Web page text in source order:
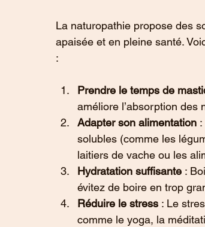
La naturopathie propose des
apaisée et en pleine santé.
:
Prendre le temps de
améliore l’absorption des
Adapter son alimentation
solubles (comme les
laitiers de vache ou les
Hydratation suffisante :
évitez de boire en trop
Réduire le stress : Le
comme le yoga, la